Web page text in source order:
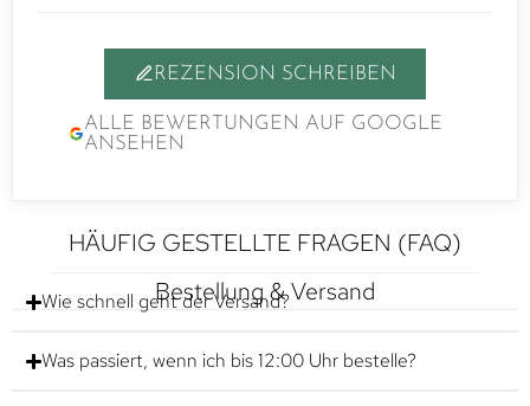
REZENSION SCHREIBEN
ALLE BEWERTUNGEN AUF GOOGLE
ANSEHEN
HÄUFIG GESTELLTE FRAGEN (FAQ)
Bestellung & Versand
Wie schnell geht der Versand?
Was passiert, wenn ich bis 12:00 Uhr bestelle?